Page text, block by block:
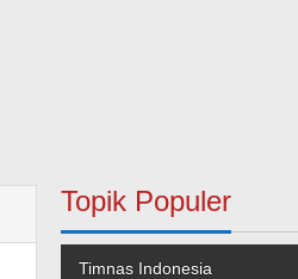
Topik Populer
Timnas Indonesia